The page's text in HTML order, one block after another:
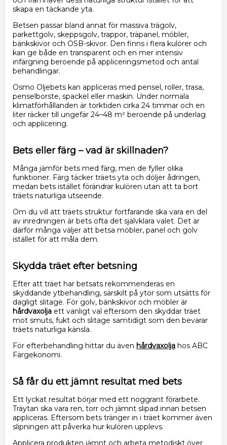
skapa en täckande yta.
Betsen passar bland annat för massiva trägolv,
parkettgolv, skeppsgolv, trappor, träpanel, möbler,
bänkskivor och OSB-skivor. Den finns i flera kulörer och
kan ge både en transparent och en mer intensiv
infärgning beroende på appliceringsmetod och antal
behandlingar.
Osmo Oljebets kan appliceras med pensel, roller, trasa,
penselborste, spackel eller maskin. Under normala
klimatförhållanden är torktiden cirka 24 timmar och en
liter räcker till ungefär 24–48 m² beroende på underlag
och applicering.
Bets eller färg – vad är skillnaden?
Många jämför bets med färg, men de fyller olika
funktioner. Färg täcker träets yta och döljer ådringen,
medan bets istället förändrar kulören utan att ta bort
träets naturliga utseende.
Om du vill att träets struktur fortfarande ska vara en del
av inredningen är bets ofta det självklara valet. Det är
därför många väljer att betsa möbler, panel och golv
istället för att måla dem.
Skydda träet efter betsning
Efter att träet har betsats rekommenderas en
skyddande ytbehandling, särskilt på ytor som utsätts för
dagligt slitage. För golv, bänkskivor och möbler är
hårdvaxolja ett vanligt val eftersom den skyddar träet
mot smuts, fukt och slitage samtidigt som den bevarar
träets naturliga känsla.
För efterbehandling hittar du även hårdvaxolja hos ABC
Färgekonomi.
Så får du ett jämnt resultat med bets
Ett lyckat resultat börjar med ett noggrant förarbete.
Träytan ska vara ren, torr och jämnt slipad innan betsen
appliceras. Eftersom bets tränger in i träet kommer även
slipningen att påverka hur kulören upplevs.
Applicera produkten jämnt och arbeta metodiskt över